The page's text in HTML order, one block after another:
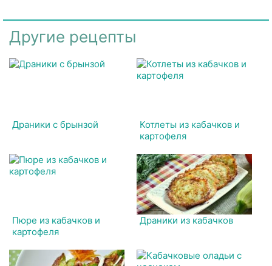
Другие рецепты
Драники с брынзой
Котлеты из кабачков и
картофеля
Пюре из кабачков и
картофеля
Драники из кабачков